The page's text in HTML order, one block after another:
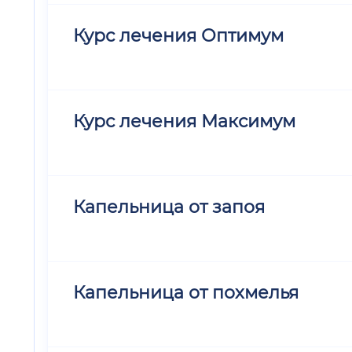
Курс лечения Оптимум
Курс лечения Максимум
Капельница от запоя
Капельница от похмелья